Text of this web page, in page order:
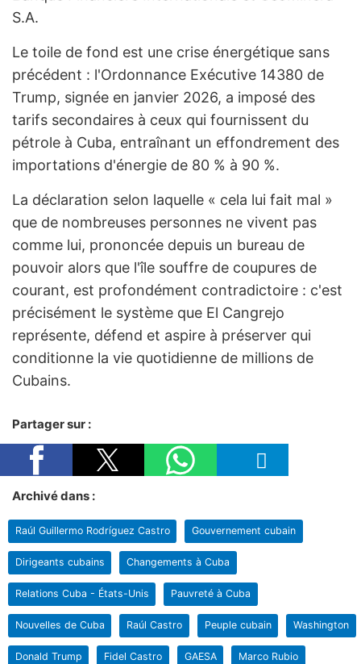
S.A.
Le toile de fond est une crise énergétique sans
précédent : l'Ordonnance Exécutive 14380 de
Trump, signée en janvier 2026, a imposé des
tarifs secondaires à ceux qui fournissent du
pétrole à Cuba, entraînant un effondrement des
importations d'énergie de 80 % à 90 %.
La déclaration selon laquelle « cela lui fait mal »
que de nombreuses personnes ne vivent pas
comme lui, prononcée depuis un bureau de
pouvoir alors que l'île souffre de coupures de
courant, est profondément contradictoire : c'est
précisément le système que El Cangrejo
représente, défend et aspire à préserver qui
conditionne la vie quotidienne de millions de
Cubains.
Partager sur :
Archivé dans :
Raúl Guillermo Rodríguez Castro Gouvernement cubain
Dirigeants cubains Changements à Cuba
Relations Cuba - États-Unis Pauvreté à Cuba
Nouvelles de Cuba Raúl Castro Peuple cubain Washington
Donald Trump Fidel Castro GAESA Marco Rubio